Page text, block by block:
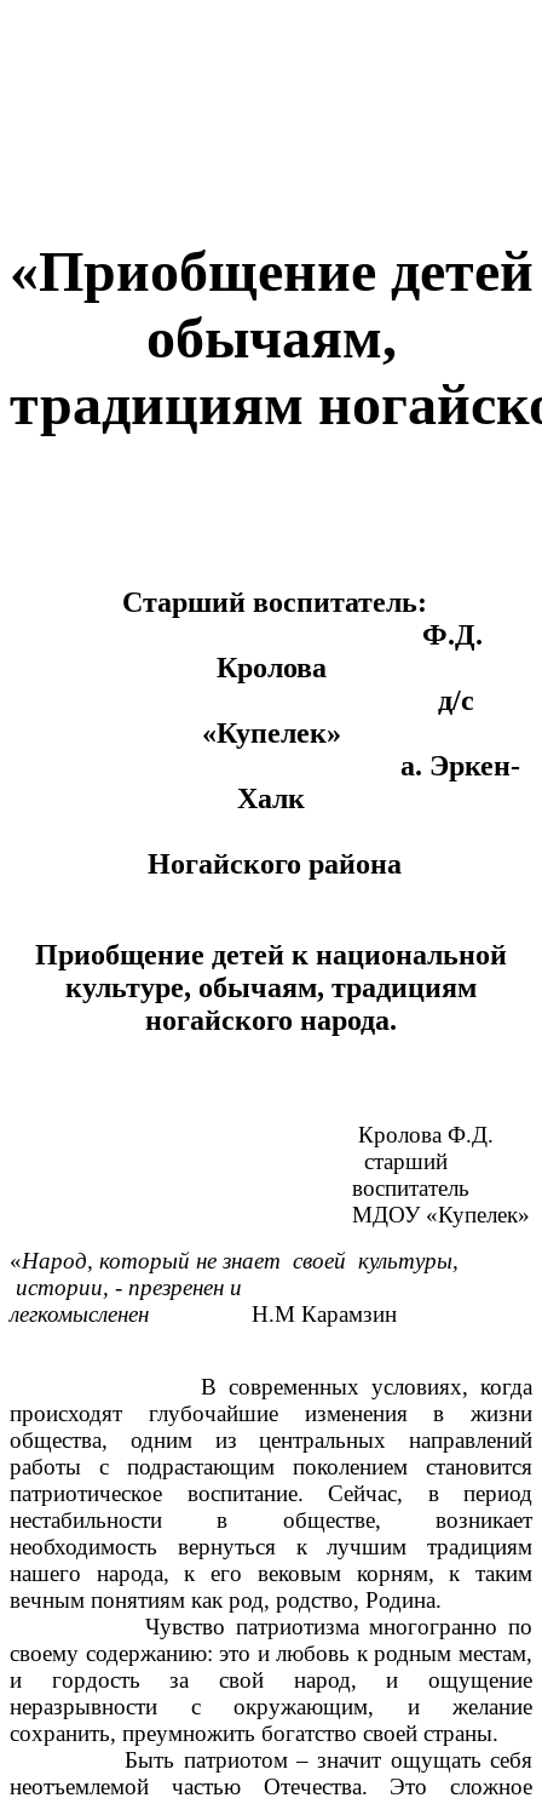
«Приобщение детей
обычаям,
традициям
Старший воспитатель:
Ф.Д.
Кролова
д/с
«Купелек»
а. Эркен-
Халк
Ногайского района
Приобщение детей к национальной
культуре, обычаям, традициям
ногайского народа.
Кролова Ф.Д.
старший
воспитатель
МДОУ «Купелек»
«Народ, который не знает своей культуры,
истории, - презренен и
легкомысленен Н.М Карамзин
В современных условиях, когда
происходят глубочайшие изменения в жизни
общества, одним из центральных направлений
работы с подрастающим поколением становится
патриотическое воспитание. Сейчас, в период
нестабильности в обществе, возникает
необходимость вернуться к лучшим традициям
нашего народа, к его вековым корням, к таким
вечным понятиям как род, родство, Родина.
Чувство патриотизма многогранно по
своему содержанию: это и любовь к родным местам,
и гордость за свой народ, и ощущение
неразрывности с окружающим, и желание
сохранить, преумножить богатство своей страны.
Быть патриотом – значит ощущать себя
неотъемлемой частью Отечества. Это сложное